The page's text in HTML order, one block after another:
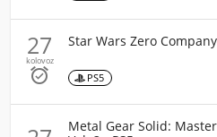
27
kolovoz

Star Wars Zero
PS5
Metal Gear Solid: